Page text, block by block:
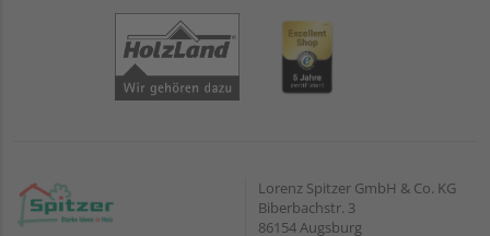
Lorenz Spitzer GmbH & Co. KG
Biberbachstr. 3
86154 Augsburg